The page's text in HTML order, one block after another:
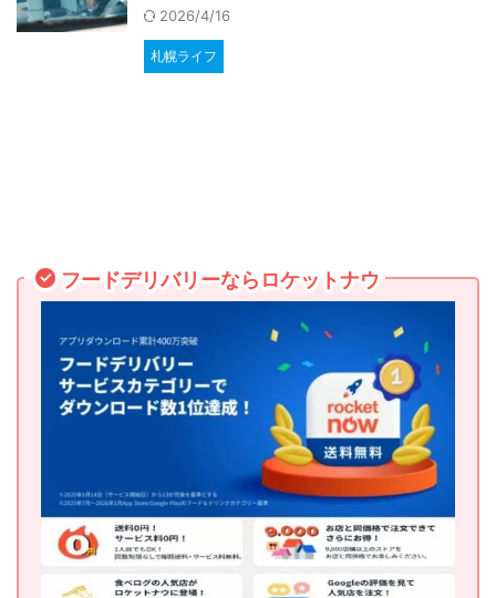
2026/4/16
札幌ライフ
フードデリバリーならロケットナウ